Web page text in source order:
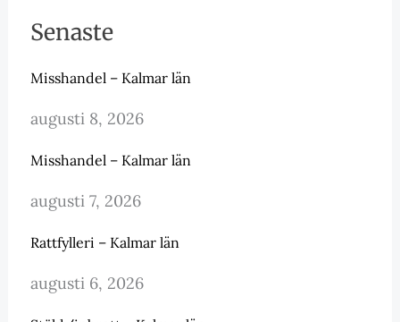
Senaste
Misshandel – Kalmar län
augusti 8, 2026
Misshandel – Kalmar län
augusti 7, 2026
Rattfylleri – Kalmar län
augusti 6, 2026